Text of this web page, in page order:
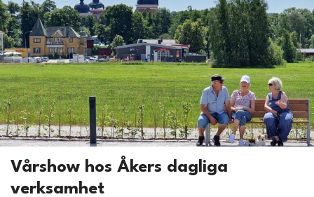
Vårshow hos Åkers dagliga
verksamhet